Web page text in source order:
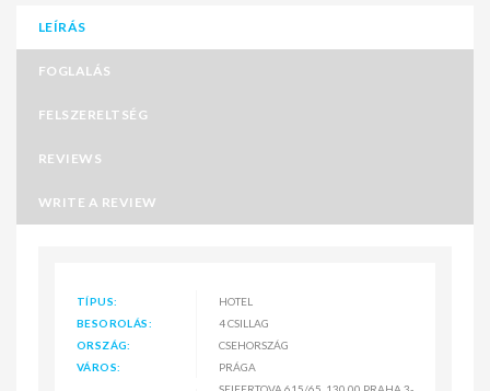
LEÍRÁS
FOGLALÁS
FELSZERELTSÉG
REVIEWS
WRITE A REVIEW
TÍPUS:
HOTEL
BESOROLÁS:
4 CSILLAG
ORSZÁG:
CSEHORSZÁG
VÁROS:
PRÁGA